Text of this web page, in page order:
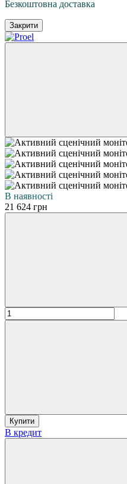
Безкоштовна доставка
Закрити
В наявності
21 624 грн
Купити
В кредит